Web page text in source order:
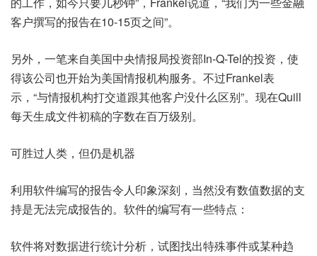
客户撰写的报告在10-15页之间”。
另外，一笔来自美国中央情报局投资部In-Q-Tel的投资，使
得该公司也开始为美国情报机构服务。不过Frankel表
示，“与情报机构打交道跟其他客户没什么区别”。现在Quill
每天生成文件初稿的字数在百万级别。
可胜过人类，但仍是机器
利用软件编写的报告令人印象深刻，当然没有数值数据的支
持是无法完成报告的。软件的编写有一些特点：
软件将对数据进行统计分析，试图找出特殊事件或某种趋